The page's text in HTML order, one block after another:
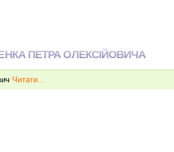
ПЕТРА ОЛЕКСІЙОВИЧА
Читати...